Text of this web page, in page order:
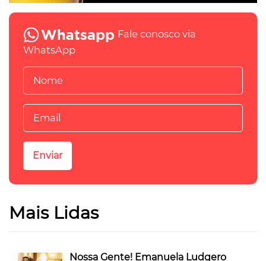
Fale conosco via
WhatsApp
Mais Lidas
Nossa Gente! Emanuela Ludgero